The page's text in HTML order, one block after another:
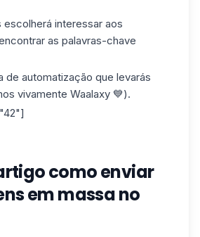
interessar aos
as palavras-chave
de automatização que levarás
vivamente Waalaxy 💙).
como enviar
em massa no